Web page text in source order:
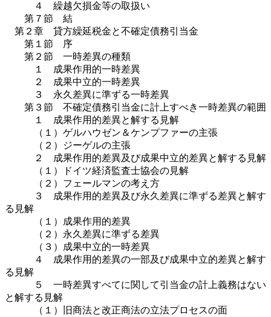
４ 繰越欠損金等の取扱い
第７節 結
第２章 貸方繰延税金と不確定債務引当金
第１節 序
第２節 一時差異の種類
１ 成果作用的一時差異
２ 成果中立的一時差異
３ 永久差異に準ずる一時差異
第３節 不確定債務引当金に計上すべき一時差異の範囲
１ 成果作用的差異と解する見解
（１）ゲルハウゼン＆ケンプファーの主張
（２）ジーゲルの主張
２ 成果作用的差異及び成果中立的差異と解する見解
（１）ドイツ経済監査士協会の見解
（２）フェールマンの考え方
３ 成果作用的差異及び永久差異に準ずる差異と解す
る見解
（１）成果作用的差異
（２）永久差異に準ずる差異
（３）成果中立的一時差異
４ 成果作用的差異の一部及び成果中立的差異と解す
る見解
５ 一時差異すべてに関して引当金の計上義務はない
と解する見解
（１）旧商法と改正商法の立法プロセスの面